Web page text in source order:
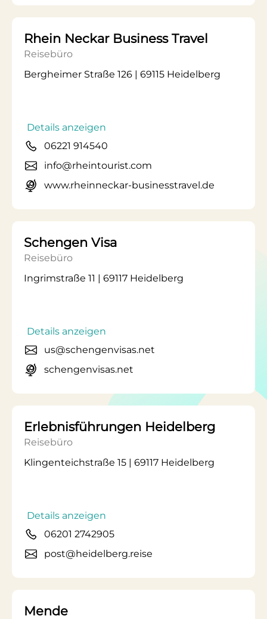
Rhein Neckar Business Travel
Reisebüro
Bergheimer Straße 126 | 69115 Heidelberg
Details anzeigen
06221 914540
info@rheintourist.com
www.rheinneckar-businesstravel.de
Schengen Visa
Reisebüro
Ingrimstraße 11 | 69117 Heidelberg
Details anzeigen
us@schengenvisas.net
schengenvisas.net
Erlebnisführungen Heidelberg
Reisebüro
Klingenteichstraße 15 | 69117 Heidelberg
Details anzeigen
06201 2742905
post@heidelberg.reise
Mende